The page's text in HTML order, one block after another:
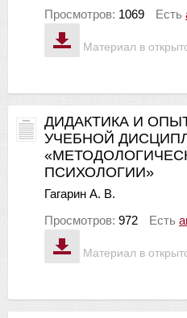
Материал в
Просмотров: 1069 Есть
Материал в
ДИДАКТИКА И
УЧЕБНОЙ
ПСИХОЛОГИИ»
Гагарин А. В.
Просмотров: 972 Есть